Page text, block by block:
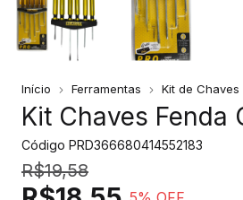
Início Ferramentas Kit de Chaves
Kit Chaves Fenda
Código PRD366680414552183
R$19,58